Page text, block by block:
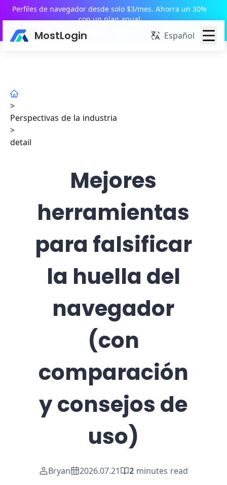
Perfiles de navegador desde solo $3/mes. Ahorra un 30%
con un plan anual
MostLogin Español
>
Perspectivas de la industria
>
detail
Mejores
herramientas
para falsificar
la huella del
navegador
(con
comparación
y consejos de
uso)
Bryan 2026.07.21 2 minutes read